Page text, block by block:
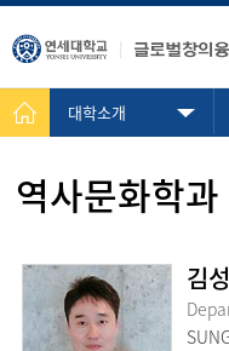
대학소개
역사문화학과
김